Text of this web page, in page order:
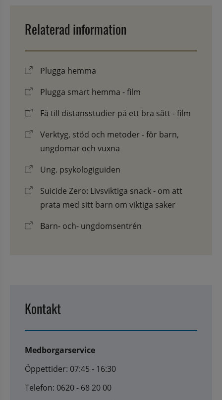
Relaterad information
Plugga hemma
Plugga smart hemma - film
Få till distansstudier på ett bra sätt - film
Verktyg, stöd och metoder - för barn,
ungdomar och vuxna
Ung. psykologiguiden
Suicide Zero: Livsviktiga snack - om att
prata med sitt barn om viktiga saker
Barn- och- ungdomsentrén
Kontakt
Medborgarservice
Öppettider: 07:45 - 16:30
Telefon: 0620 - 68 20 00